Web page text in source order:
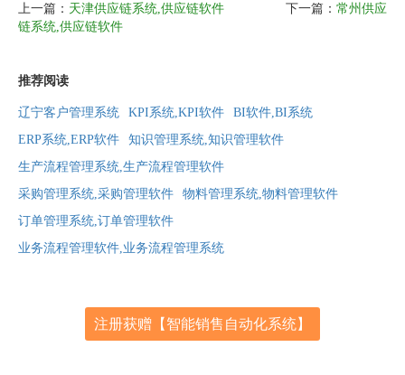
上一篇： 天津供应链系统,供应链软件 下一篇： 常州供应
链系统,供应链软件
推荐阅读
辽宁客户管理系统 KPI系统,KPI软件
BI软件,BI系统
ERP系统,ERP软件
知识管理系统,知识管理软件
生产流程管理系统,生产流程管理软件
采购管理系统,采购管理软件
物料管理系统,物料管理软件
订单管理系统,订单管理软件
业务流程管理软件,业务流程管理系统
注册获赠【智能销售自动化系统】